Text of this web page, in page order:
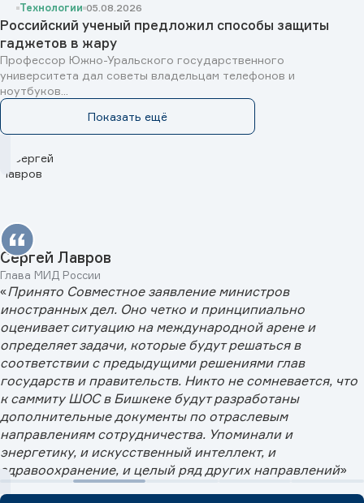
Технологии 05.08.2026
Российский ученый предложил способы защиты
гаджетов в жару
Профессор Южно-Уральского государственного
университета дал советы владельцам телефонов и
ноутбуков...
Показать ещё
Сергей Лавров
Глава МИД России
«Принято Совместное заявление министров
иностранных дел. Оно четко и принципиально
оценивает ситуацию на международной арене и
определяет задачи, которые будут решаться в
соответствии с предыдущими решениями глав
государств и правительств. Никто не сомневается, что
к саммиту ШОС в Бишкеке будут разработаны
дополнительные документы по отраслевым
направлениям сотрудничества. Упоминали и
энергетику, и искусственный интеллект, и
здравоохранение, и целый ряд других направлений»